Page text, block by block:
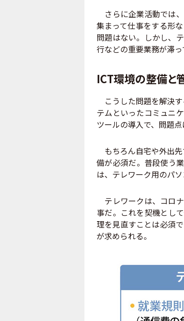
さらに企業活動では
集まって仕事をする形
問題はない。しかし、
行などの重要業務が滞っ
ICT環境の整備と
こうした問題を解決
テムといったコミュニ
ツールの導入で、問題点
もちろん自宅や外出
備が必須だ。普段使う
は、テレワーク用のパ
テレワークは、コロ
事だ。これを契機とし
理を見直すことは必須
が求められる。